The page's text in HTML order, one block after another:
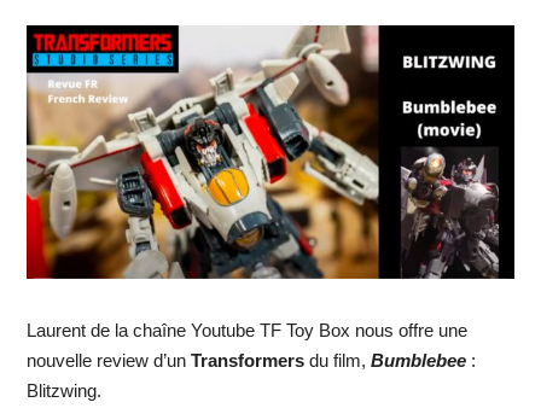
Laurent de la chaîne Youtube TF Toy Box nous offre une
nouvelle review d’un Transformersdu film, Bumblebee:
Blitzwing.